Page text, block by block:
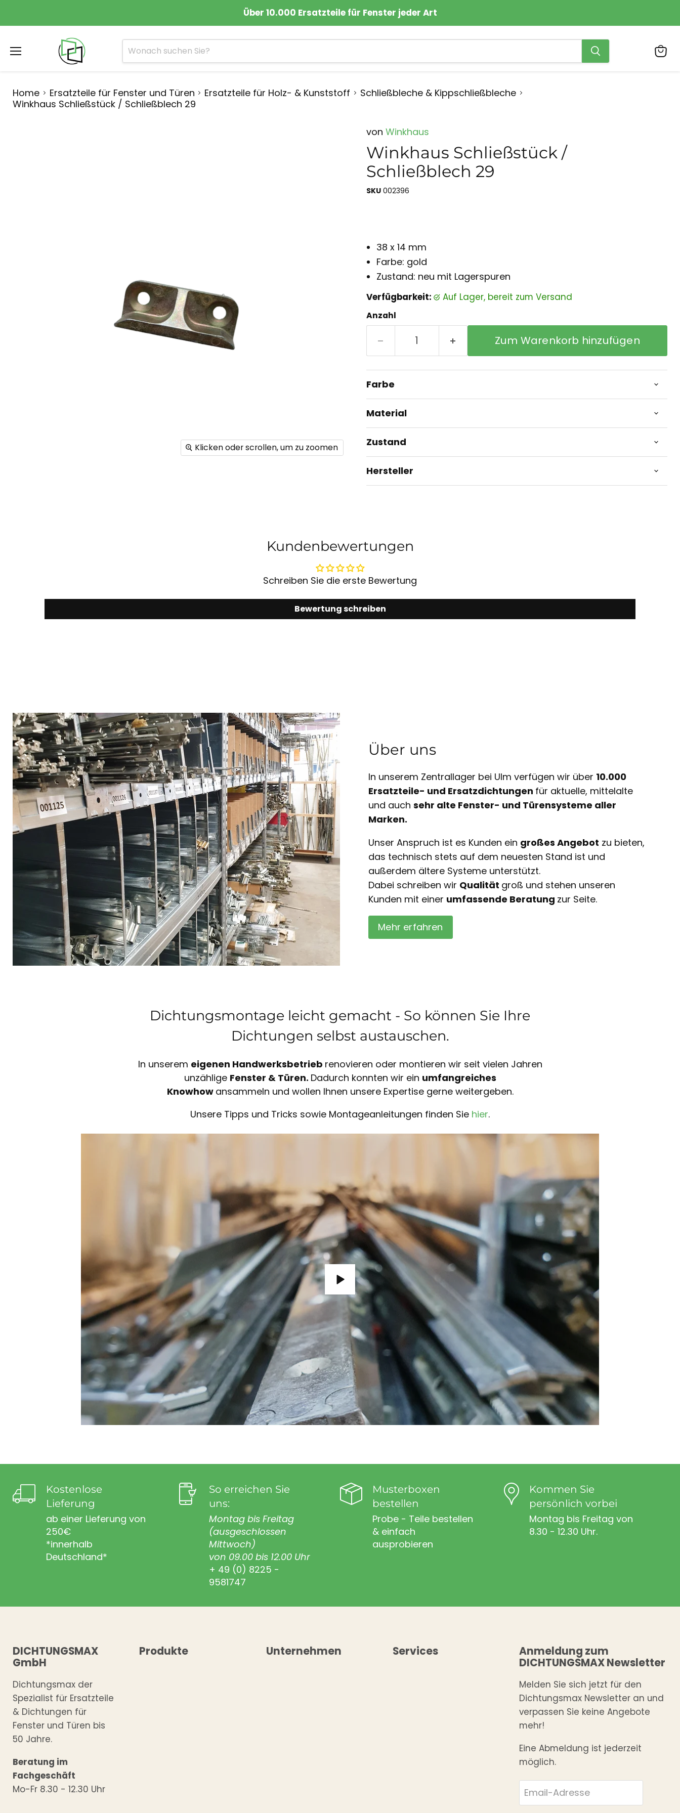
Über 10.000 Ersatzteile für Fenster jeder Art
Home
Ersatzteile für Fenster und Türen Ersatzteile für Holz- & Kunststoff
Schließbleche & Kippschließbleche
Winkhaus Schließstück / Schließblech 29
Klicken oder scrollen, um zu zoomen
von Winkhaus
Winkhaus Schließstück /
Schließblech 29
SKU 002396
38 x 14 mm
Farbe: gold
Zustand: neu mit Lagerspuren
Verfügbarkeit: auf Lager, bereit zum Versand
Anzahl
Zum Warenkorb hinzufügen
Farbe
Material
Zustand
Hersteller
Kundenbewertungen
Schreiben Sie die erste Bewertung
Bewertung schreiben
Über uns
In unserem Zentrallager bei Ulm verfügen wir über 10.000
Ersatzteile- und Ersatzdichtungen für aktuelle, mittelalte
und auchsehr alte Fenster- und Türensysteme aller
Marken.
Unser Anspruch ist es Kunden ein großes Angebot zu bieten,
das technisch stets auf dem neuesten Stand ist und
außerdem ältere Systeme unterstützt.
Dabei schreiben wir Qualität groß und stehen unseren
Kunden mit einer umfassende Beratung zur Seite.
Mehr erfahren
Dichtungsmontage leicht gemacht - So können Sie Ihre
Dichtungen selbst austauschen.
In unserem eigenen Handwerksbetrieb renovieren oder montieren wir seit vielen Jahren
unzählige Fenster & Türen. Dadurch konnten wir ein umfangreiches
Knowhow ansammeln und wollen Ihnen unsere Expertise gerne weitergeben.
Unsere Tipps und Tricks sowie Montageanleitungen finden Sie hier.
Kostenlose
Lieferung
ab einer Lieferung von
250€
*innerhalb
Deutschland*
So erreichen Sie
uns:
Montag bis Freitag
(ausgeschlossen
Mittwoch)
von 09.00 bis 12.00 Uhr
+ 49 (0) 8225 -
9581747
Musterboxen
bestellen
Probe - Teile bestellen
& einfach
ausprobieren
Kommen Sie
persönlich vorbei
Montag bis Freitag von
8.30 - 12.30 Uhr.
DICHTUNGSMAX
GmbH
Dichtungsmax der
Spezialist für Ersatzteile
& Dichtungen für
Fenster und Türen bis
50 Jahre.
Beratung im
Fachgeschäft
Mo-Fr 8.30 - 12.30 Uhr
Produkte Unternehmen Services
Anmeldung zum
DICHTUNGSMAX Newsletter
Melden Sie sich jetzt für den
Dichtungsmax Newsletter an und
verpassen Sie keine Angebote
mehr!
Eine Abmeldung ist jederzeit
möglich.
Email-Adresse